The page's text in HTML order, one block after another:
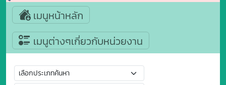
เมนูหน้าหลัก
เมนูต่างๆเกี่ยวกับหน่วยงาน